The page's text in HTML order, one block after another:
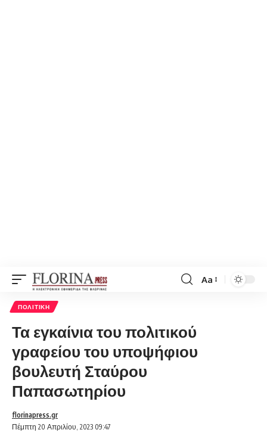
Font
Aa
ΠΟΛΙΤΙΚΉ
Τα εγκαίνια του πολιτικού
γραφείου του υποψήφιου
βουλευτή Σταύρου
Παπασωτηρίου
Πέμπτη 20 Απριλίου, 2023 09:47
florinapress.gr